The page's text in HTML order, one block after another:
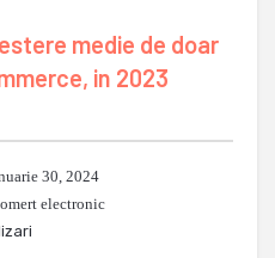
medie de doar
in 2023
30, 2024
electronic